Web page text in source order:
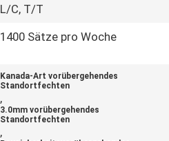
L/C, T/T
1400 Sätze pro Woche
Kanada-Art vorübergehendes
Standortfechten
,
3.0mm vorübergehendes
Standortfechten
,